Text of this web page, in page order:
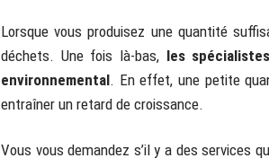
Lorsque vous produisez une quantité
déchets. Une fois là-bas, les
environnemental. En effet, une petite
entraîner un retard de croissance.
Vous vous demandez s’il y a des services